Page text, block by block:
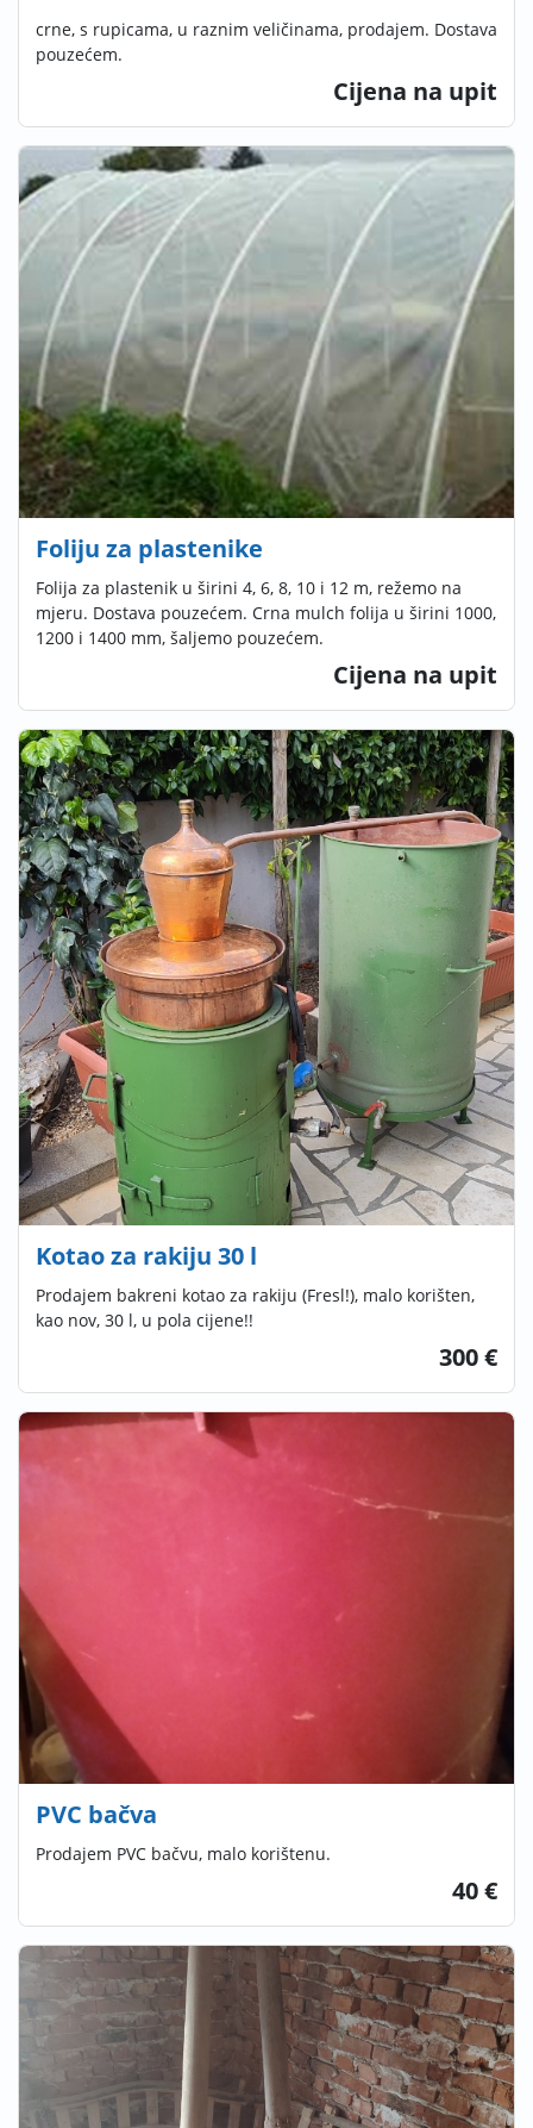
crne, s rupicama, u raznim veličinama, prodajem. Dostava
pouzećem.
Cijena na upit
Foliju za plastenike
Folija za plastenik u širini 4, 6, 8, 10 i 12 m, režemo na
mjeru. Dostava pouzećem. Crna mulch folija u širini 1000,
1200 i 1400 mm, šaljemo pouzećem.
Cijena na upit
Kotao za rakiju 30 l
Prodajem bakreni kotao za rakiju (Fresl!), malo korišten,
kao nov, 30 l, u pola cijene!!
300 €
PVC bačva
Prodajem PVC bačvu, malo korištenu.
40 €